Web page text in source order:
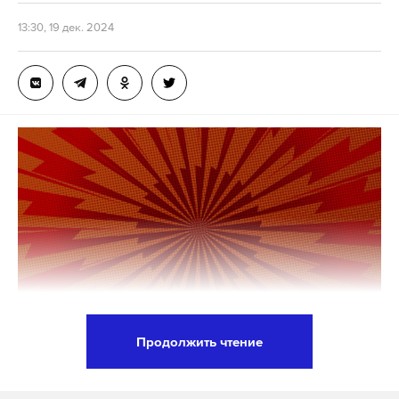
военные из РФ «достигли своей цели»: они не
допустили создания в арабской республике
террористы».
Остин Тайс пропал в 2012 году во время работы в
Сирии. В госдепе США заявляли, что его
задержали сирийские власти. Асад отрицал все
обвинения на протяжении многих лет.
работает там, где тормозит интернет.
А еще мы есть вTelegram,ДзениVK
13:30, 19 дек. 2024
Продолжить чтение